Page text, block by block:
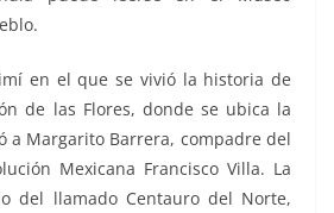
en el que se vivió la historia de
de las Flores, donde se ubica la
a Margarito Barrera, compadre del
Mexicana Francisco Villa. La
del llamado Centauro del Norte,